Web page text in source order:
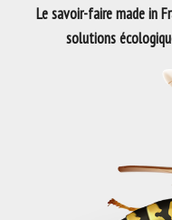
Le savoir-faire made in
solutions